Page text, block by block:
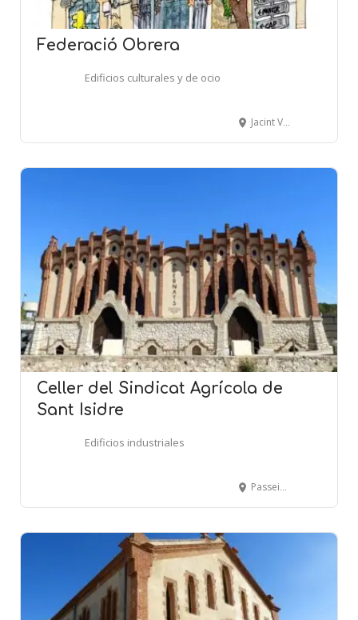
Federació Obrera
Edificios culturales y de ocio
Jacint Verdaguer, 48 - MOLINS DE REI
Celler del Sindicat Agrícola de
Sant Isidre
Edificios industriales
Passeig de l'Estació, s-n - NULLES